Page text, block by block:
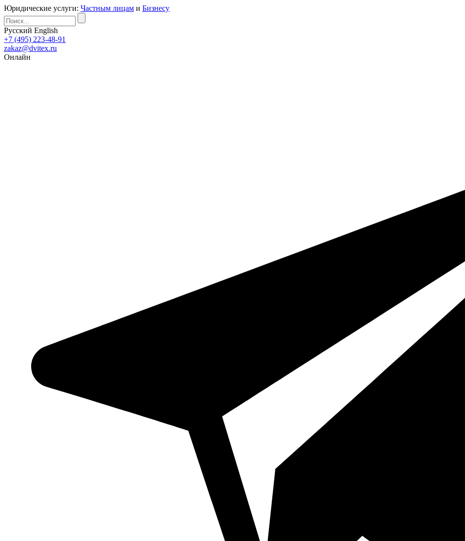
Юридические услуги: Частным лицам и Бизнесу
Русский English
+7 (495) 223-48-91
zakaz@dvitex.ru
Онлайн